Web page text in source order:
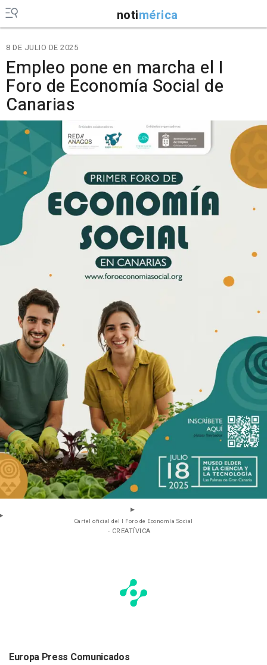
notimérica
8 DE JULIO DE 2025
Empleo pone en marcha el I
Foro de Economía Social de
Canarias
Cartel oficial del I Foro de Economía Social
- CREATÍVICA
Europa Press Comunicados